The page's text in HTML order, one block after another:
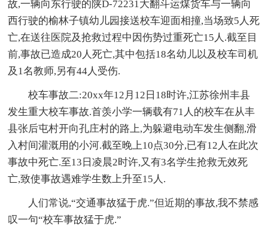
故,一辆向东行驶的陕D-72231大翻斗运煤货车与一辆向
西行驶的榆林子镇幼儿园接送校车迎面相撞,当场致5人死
亡,在送往医院及抢救过程中因伤势过重死亡15人.截至目
前,事故已造成20人死亡,其中包括18名幼儿以及校车司机
及1名教师,另有44人受伤.
校车事故二:20xx年12月12日18时许,江苏徐州丰县
发生重大校车事故.首羡小学一辆载有71人的校车在从丰
县张后屯村开向孔庄村的路上,为躲避电动车发生侧翻,滑
入村间灌溉用的小河.截至晚上10点30分,已有12人在此次
事故中死亡.至13日凌晨2时许,又有3名学生抢救无效死
亡,致使事故遇难学生数上升至15人.
人们常说,“交通事故猛于虎.”但近期的事故,我不禁感
叹一句“校车事故猛于虎.”